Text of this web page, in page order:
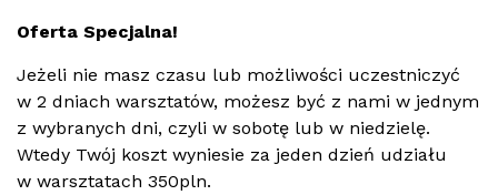
Oferta Specjalna!
Jeżeli nie masz czasu lub możliwości uczestniczyć
w 2 dniach warsztatów, możesz być z nami w jednym
z wybranych dni, czyli w sobotę lub w niedzielę.
Wtedy Twój koszt wyniesie za jeden dzień udziału
w warsztatach 350pln.